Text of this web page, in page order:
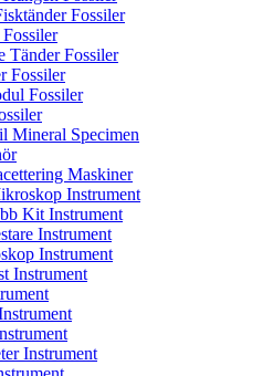
Fossiler
Tänder Fossiler
Fossiler
Fossiler
Mineral Specimen
Maskiner
Instrument
Kit Instrument
Instrument
Instrument
Instrument
Instrument